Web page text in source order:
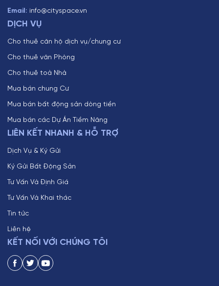
Email: info@cityspace.vn
DỊCH VỤ
Cho thuê căn hộ dịch vụ/chung cư
Cho thuê văn Phòng
Cho thuê toà Nhà
Mua bán chung Cư
Mua bán bất động sản dòng tiền
Mua bán các Dự Án Tiềm Năng
LIÊN KẾT NHANH & HỖ TRỢ
Dịch Vụ & Ký Gửi
Ký Gửi Bất Động Sản
Tư Vấn Và Định Giá
Tư Vấn Và Khai thác
Tin tức
Liên hệ
KẾT NỐI VỚI CHÚNG TÔI